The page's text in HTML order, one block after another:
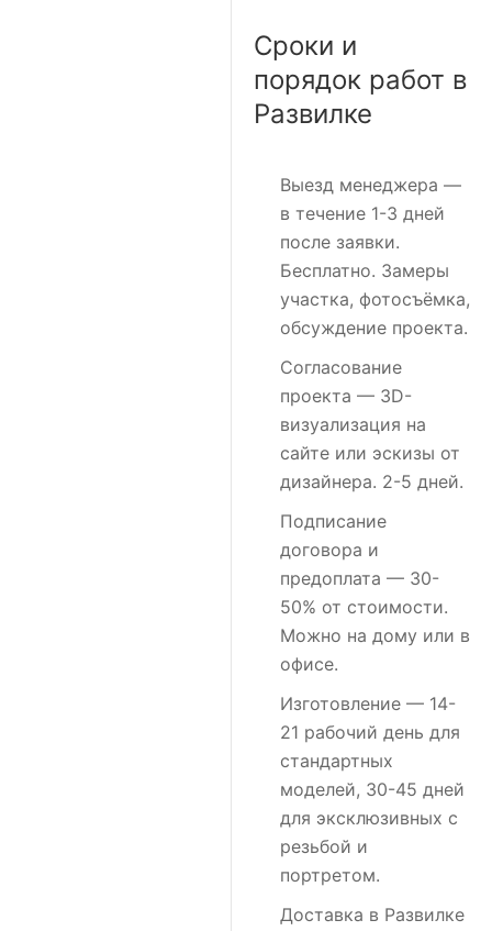
Сроки и
порядок работ в
Развилке
Выезд менеджера —
в течение 1-3 дней
после заявки.
Бесплатно. Замеры
участка, фотосъёмка,
обсуждение проекта.
Согласование
проекта — 3D-
визуализация на
сайте или эскизы от
дизайнера. 2-5 дней.
Подписание
договора и
предоплата — 30-
50% от стоимости.
Можно на дому или в
офисе.
Изготовление — 14-
21 рабочий день для
стандартных
моделей, 30-45 дней
для эксклюзивных с
резьбой и
портретом.
Доставка в Развилке